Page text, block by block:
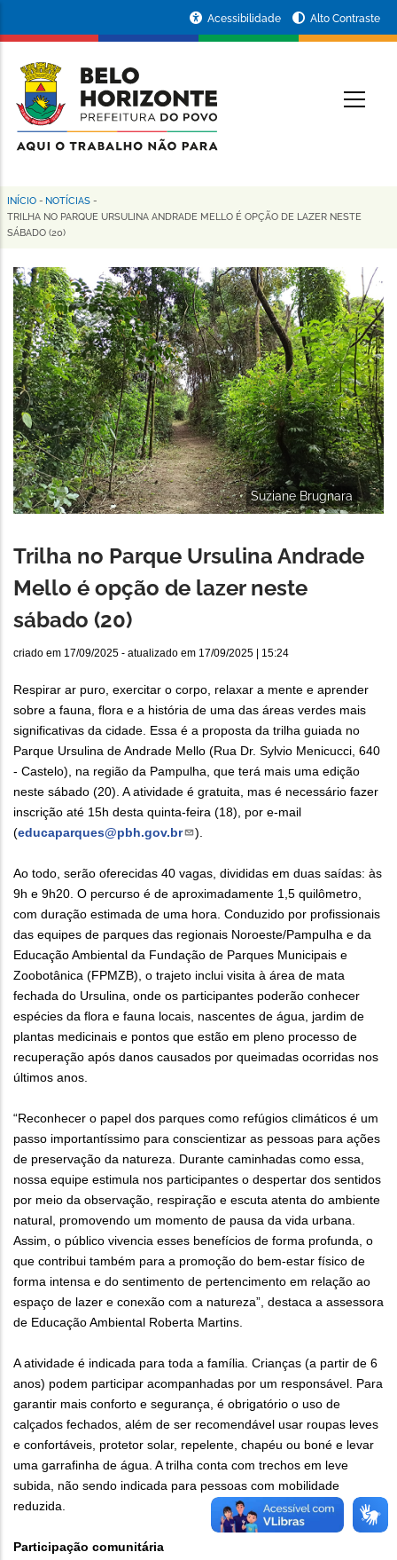
conteúdo
principal
da
Prefeitura
de
Horizonte
Acessibilidade Alto Contraste
Trilha
de
navegação
INÍCIO - NOTÍCIAS -
TRILHA NO PARQUE URSULINA ANDRADE MELLO É OPÇÃO DE LAZER NESTE
SÁBADO (20)
Suziane Brugnara
Trilha no Parque Ursulina Andrade
Mello é opção de lazer neste
sábado (20)
criado em 17/09/2025 - atualizado em 17/09/2025 | 15:24
Respirar ar puro, exercitar o corpo, relaxar a mente e aprender
sobre a fauna, flora e a história de uma das áreas verdes mais
significativas da cidade. Essa é a proposta da trilha guiada no
Parque Ursulina de Andrade Mello (Rua Dr. Sylvio Menicucci, 640
- Castelo), na região da Pampulha, que terá mais uma edição
neste sábado (20). A atividade é gratuita, mas é necessário fazer
inscrição até 15h desta quinta-feira (18), por e-mail
(educaparques@pbh.gov.br ).
Ao todo, serão oferecidas 40 vagas, divididas em duas saídas: às
9h e 9h20. O percurso é de aproximadamente 1,5 quilômetro,
com duração estimada de uma hora. Conduzido por profissionais
das equipes de parques das regionais Noroeste/Pampulha e da
Educação Ambiental da Fundação de Parques Municipais e
Zoobotânica (FPMZB), o trajeto inclui visita à área de mata
fechada do Ursulina, onde os participantes poderão conhecer
espécies da flora e fauna locais, nascentes de água, jardim de
plantas medicinais e pontos que estão em pleno processo de
recuperação após danos causados por queimadas ocorridas nos
últimos anos.
“Reconhecer o papel dos parques como refúgios climáticos é um
passo importantíssimo para conscientizar as pessoas para ações
de preservação da natureza. Durante caminhadas como essa,
nossa equipe estimula nos participantes o despertar dos sentidos
por meio da observação, respiração e escuta atenta do ambiente
natural, promovendo um momento de pausa da vida urbana.
Assim, o público vivencia esses benefícios de forma profunda, o
que contribui também para a promoção do bem-estar físico de
forma intensa e do sentimento de pertencimento em relação ao
espaço de lazer e conexão com a natureza”, destaca a assessora
de Educação Ambiental Roberta Martins.
A atividade é indicada para toda a família. Crianças (a partir de 6
anos) podem participar acompanhadas por um responsável. Para
garantir mais conforto e segurança, é obrigatório o uso de
calçados fechados, além de ser recomendável usar roupas leves
e confortáveis, protetor solar, repelente, chapéu ou boné e levar
uma garrafinha de água. A trilha conta com trechos em leve
subida, não sendo indicada para pessoas com mobilidade
reduzida.
Participação comunitária